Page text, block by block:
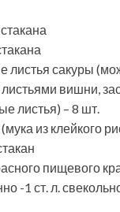
листья сакуры
вишни,
листья) – 8 шт.
из клейкого
пищевого
-1 ст. л.